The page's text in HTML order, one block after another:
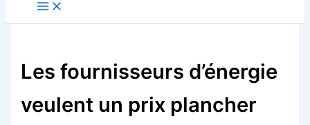
Les fournisseurs d’énergie
veulent un prix plancher